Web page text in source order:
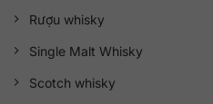
Rượu whisky
Single Malt Whisky
Scotch whisky